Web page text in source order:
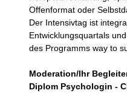
Offenformat oder
Der Intensivtag ist
Entwicklungsquartals
Moderation/Ihr
Diplom Psychologin -